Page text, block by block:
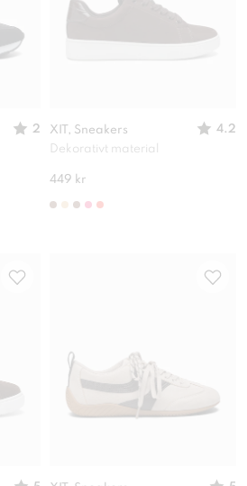
2
XIT, Sneakers
4.2
Dekorativt material
449 kr